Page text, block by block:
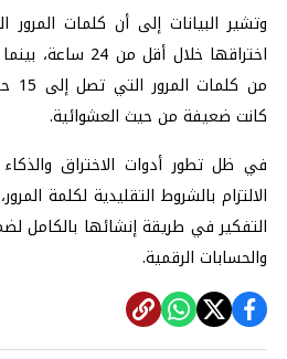
كانت ضعيفة من حيث العشوائية.
في ظل تطور أدوات الاختراق
الالتزام بالشروط التقليدية لكلمة
التفكير في طريقة إنشائها بالكامل
والحسابات الرقمية.